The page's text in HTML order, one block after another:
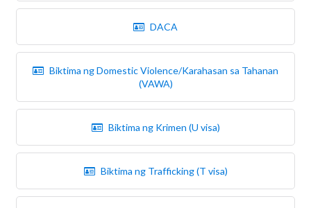
DACA
Biktima ng Domestic Violence/Karahasan sa Tahanan
(VAWA)
Biktima ng Krimen (U visa)
Biktima ng Trafficking (T visa)